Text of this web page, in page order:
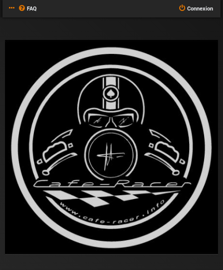
FAQ Connexion